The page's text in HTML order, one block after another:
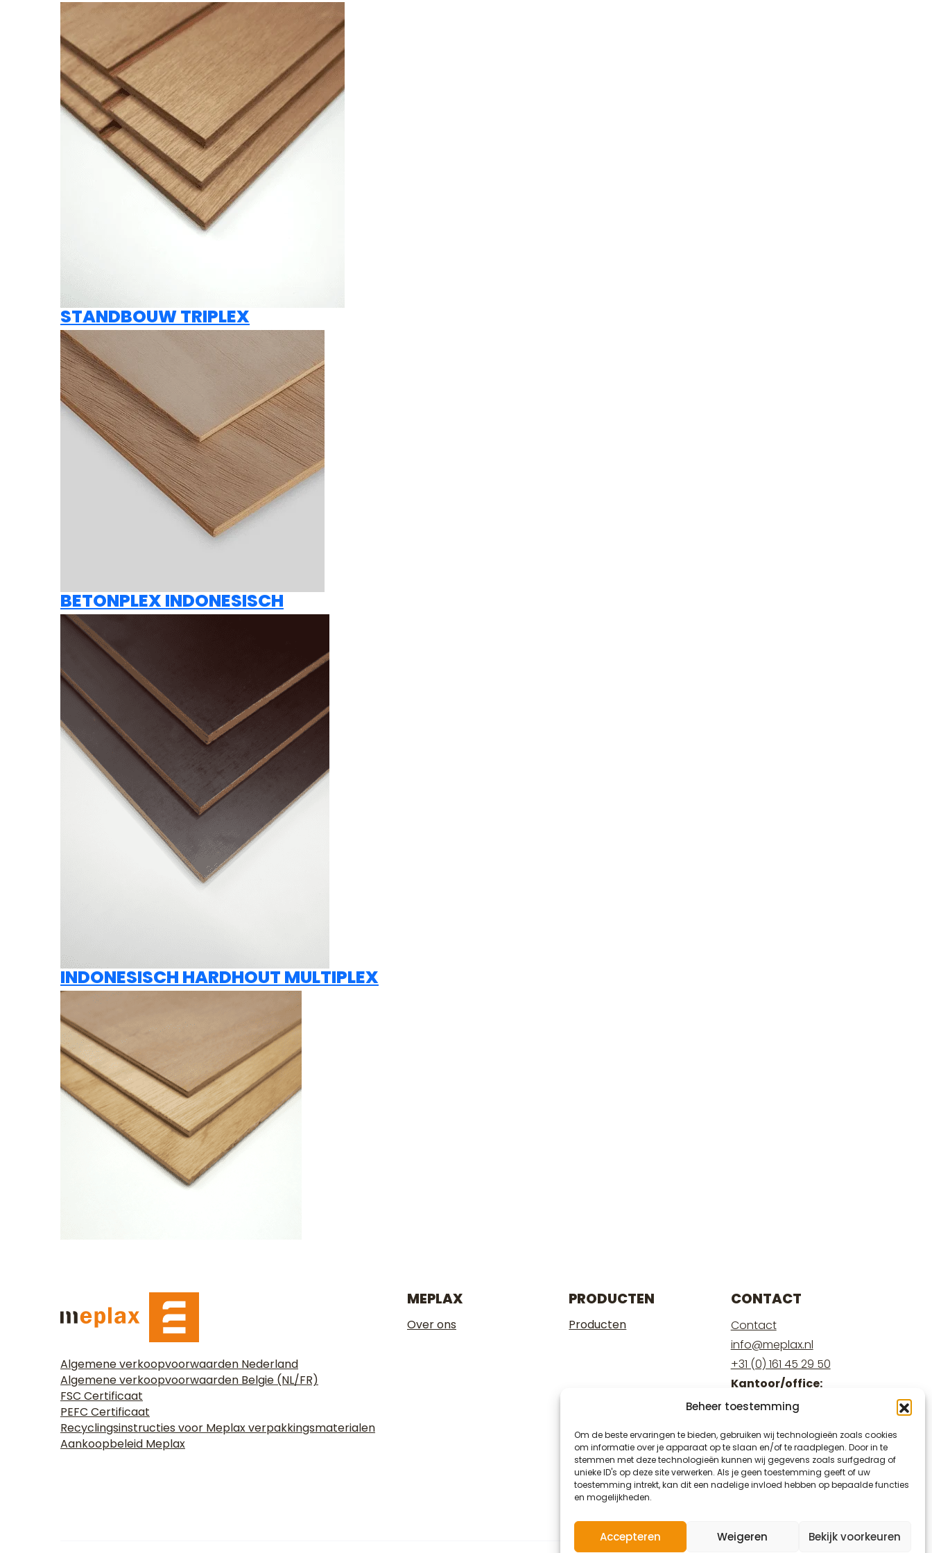
Beheer toestemming
Om de beste ervaringen te bieden, gebruiken wij technologieën zoals cookies
om informatie over je apparaat op te slaan en/of te raadplegen. Door in te
stemmen met deze technologieën kunnen wij gegevens zoals surfgedrag of
unieke ID's op deze site verwerken. Als je geen toestemming geeft of uw
toestemming intrekt, kan dit een nadelige invloed hebben op bepaalde functies
en mogelijkheden.
Accepteren Weigeren Bekijk voorkeuren
STANDBOUW TRIPLEX
BETONPLEX INDONESISCH
INDONESISCH HARDHOUT MULTIPLEX
Algemene verkoopvoorwaarden Nederland
Algemene verkoopvoorwaarden Belgie (NL/FR)
FSC Certificaat
PEFC Certificaat
Recyclingsinstructies voor Meplax verpakkingsmaterialen
Aankoopbeleid Meplax
MEPLAX
Over ons
PRODUCTEN
Producten
CONTACT
Contact
info@meplax.nl
+31 (0) 161 45 29 50
Kantoor/office:
Burgemeester Krollaan 17
Magazijn/warehouse:
Burgemeester Krollaan 15
5126 PT Gilze